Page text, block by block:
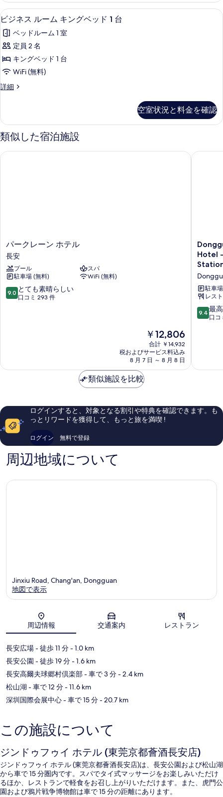
真
を
表
示
す
ル
ル
ー
ム
の
す
べ
写
真
を
ィ
ブ
ブ
ル
ー
ム
詳
ビ
ジ
ネ
ス
ル
ム
ン
グ
ベ
ッ
て
の
写
真
を
ビジネス ルーム キングベッド 1 台 |
6
ビジネス ルーム キングベッド 1 台
ベッドルーム 1 室
定員 2 名
キングベッド 1 台
WiFi (無料)
詳細
ビ
ル
ー
ム
ン
空室状況と料金を確認
類似した宿泊施設
パ
ー
ク
レ
ー
ン
ホ
パークレーン ホテル
長安
プール
スパ
駐車場 (無料)
WiFi (無料)
10
段
晴
口
ミ
293
の
口
ミ
9.0 とても素晴らしい
口コミ 293 件
現
在
の
料
金
￥12,806
合計 ￥14,932
税およびサービス料込み
8 月 7 日 ～ 8 月 8 日
パークレーン ホテル
Shan
Zhi
Ye
Hotel
-
Houjie
Hotel
駐車
レス
10
段
に
し
い、
の
9.4 最
口コ
類似施設を比較
ログインすると、対象となる割引や特典を確認できます。も
っとリワードを獲得して、もっと旅を満喫 !
ログイン 無料で登録
周辺地域について
地図
Jinxiu Road, Chang'an, Dongguan
地図で表示
周辺情報 交通案内 レストラン
長安広場- 徒歩 11 分- 1.0 km
長安公園 - 徒歩 19 分- 1.6 km
長安高爾夫球郷村倶楽部- 車で 3 分- 2.4 km
松山湖 - 車で 12 分- 11.6 km
深圳国際会展中心- 車で 15 分- 20.7 km
この施設について
ジンドゥフゥイ ホテル (東莞京都薈酒長安店)
ジンドゥフゥイ ホテル (東莞京都薈酒長安店)は、長安公園および松山湖
から車で 15 分圏内です。スパでタイ式マッサージをお楽しみいただけ
るほか、レストランで軽食をお召し上がりいただけます。また、虎門公
園および鴉片戦争博物館は車で 15 分の距離にあります。